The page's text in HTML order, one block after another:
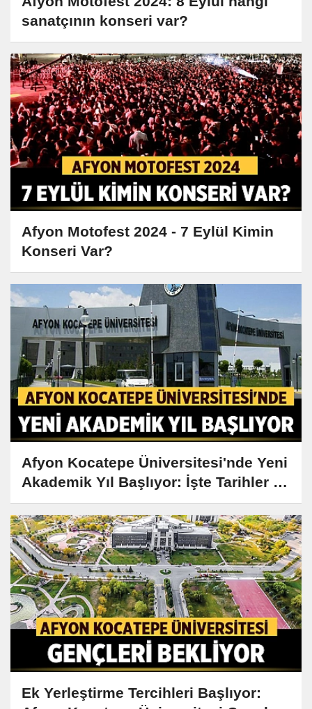
sanatçının konseri var?
Afyon Motofest 2024 - 7 Eylül Kimin
Konseri Var?
Afyon Kocatepe Üniversitesi'nde Yeni
Akademik Yıl Başlıyor: İşte Tarihler ve
Detaylar
Ek Yerleştirme Tercihleri Başlıyor: